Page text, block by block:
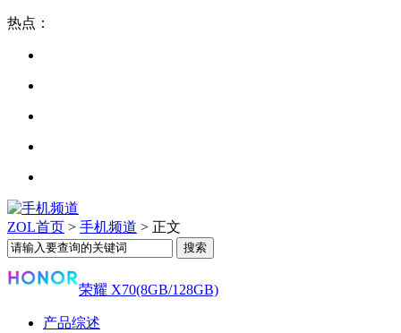
热点：
ZOL首页 > 手机频道 > 正文
荣耀 X70(8GB/128GB)
产品综述